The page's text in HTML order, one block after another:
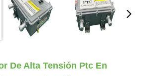
De Alta Tensión Ptc En